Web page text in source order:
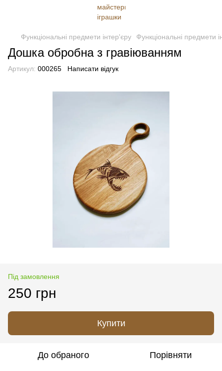
Функціональні предмети інтер'єру Функціональні предмети
Дошка обробна з гравіюванням
Артикул: 000265 Написати відгук
Під замовлення
250 грн
Купити
До обраного Порівняти